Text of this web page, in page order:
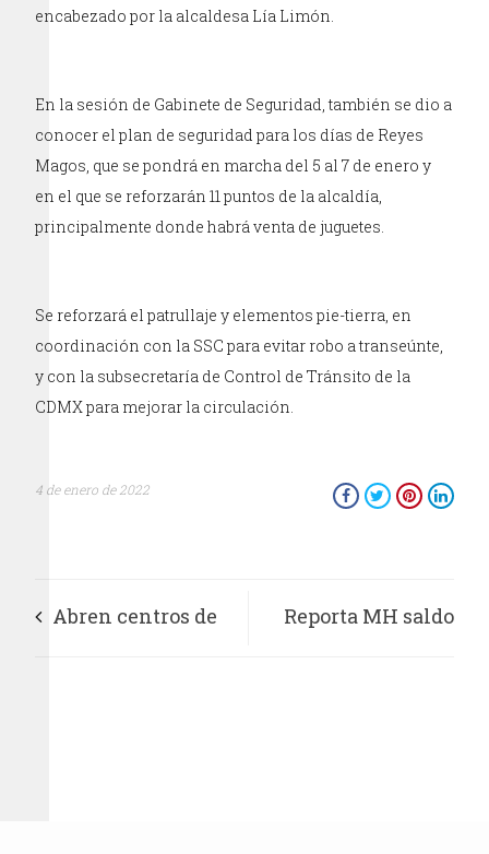
encabezado por la alcaldesa Lía Limón.
En la sesión de Gabinete de Seguridad, también se dio a
conocer el plan de seguridad para los días de Reyes
Magos, que se pondrá en marcha del 5 al 7 de enero y
en el que se reforzarán 11 puntos de la alcaldía,
principalmente donde habrá venta de juguetes.
Se reforzará el patrullaje y elementos pie-tierra, en
coordinación con la SSC para evitar robo a transeúnte,
y con la subsecretaría de Control de Tránsito de la
CDMX para mejorar la circulación.
4 de enero de 2022
Abren centros de Reporta MH saldo